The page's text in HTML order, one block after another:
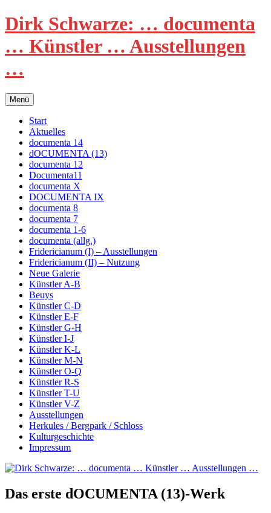
Zum
Inhalt
springen
Dirk Schwarze: … documenta
… Künstler … Ausstellungen
…
Menü
Start
Aktuelles
documenta 14
dOCUMENTA (13)
documenta 12
Documenta11
documenta X
DOCUMENTA IX
documenta 8
documenta 7
documenta 1-6
documenta (allg.)
Fridericianum (I) – Ausstellungen
Fridericianum (II) – Nutzung
Neue Galerie
Künstler A-B
Beuys
Künstler C-D
Künstler E-F
Künstler G-H
Künstler I-J
Künstler K-L
Künstler M-N
Künstler O-Q
Künstler R-S
Künstler T-U
Künstler V-Z
Ausstellungen
Herkules / Bergpark / Schloss
Kulturgeschichte
Impressum
Das erste dOCUMENTA (13)-Werk